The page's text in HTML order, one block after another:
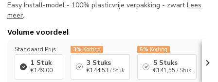
Easy Install-model - 100% plasticvrije verpakking - zwartLees
meer.
Volume voordeel
Standaard Prijs
1 Stuk
€149,00
3% Korting
3 Stuks
€144,53 / Stuk
5% Korting
5 Stuks
€141,55 / Stuk